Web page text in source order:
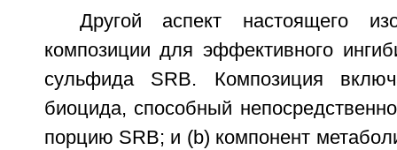
Другой аспект настоящего
композиции для эффективного
сульфида SRB. Композиция
биоцида, способный
порцию SRB; и (b) компонент